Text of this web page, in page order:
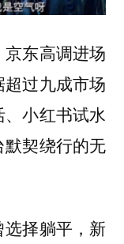
东高调进场
过九成市场
小红书试水
契绕行的无
择躺平，新